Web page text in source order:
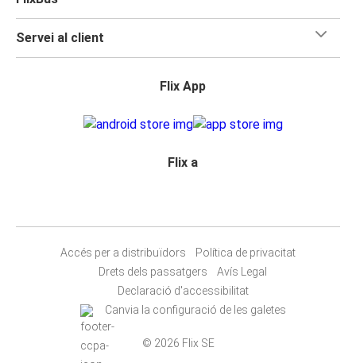
Servei al client
Flix App
Flix a
Accés per a distribuïdors
Política de privacitat
Drets dels passatgers
Avís Legal
Declaració d'accessibilitat
Canvia la configuració de les galetes
© 2026 Flix SE